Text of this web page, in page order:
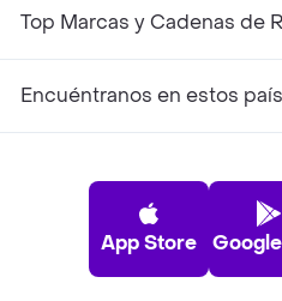
Top Marcas y Cadenas de
Encuéntranos en estos
App Store